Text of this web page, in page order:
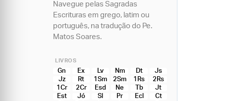
Navegue pelas Sagradas
Escrituras em grego, latim ou
português, na tradução do Pe.
Matos Soares.
LIVROS
Gn Ex Lv Nm Dt
Js
Jz
Rt 1Sm 2Sm 1Rs
2Rs
1Cr
2Cr Esd Ne Tb
Jt
Est
Jó Sl Pr Ecl
Ct